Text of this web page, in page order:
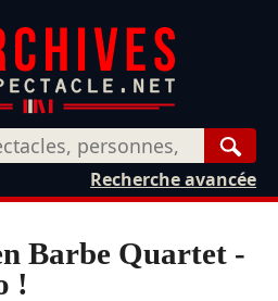
Recherche avancée
Barbe Quartet -
!